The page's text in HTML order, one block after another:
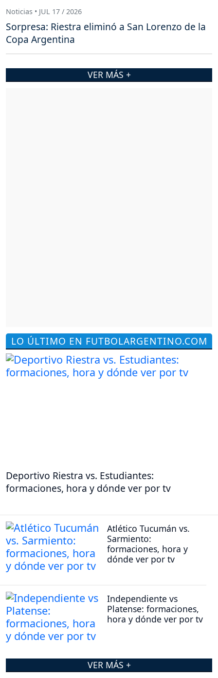
LO ÚLTIMO EN FUTBOLARGENTINO.COM
Deportivo Riestra vs. Estudiantes:
formaciones, hora y dónde ver por tv
Atlético Tucumán vs.
Sarmiento:
formaciones, hora y
dónde ver por tv
Independiente vs
Platense: formaciones,
hora y dónde ver por tv
VER MÁS +
Noticias • JUL 17 / 2026
Sorpresa: Riestra eliminó a San Lorenzo de la
Copa Argentina
VER MÁS +